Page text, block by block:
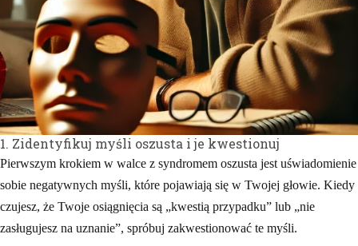
1. Zidentyfikuj myśli oszusta i je kwestionuj
Pierwszym krokiem w walce z syndromem oszusta jest uświadomienie
sobie negatywnych myśli, które pojawiają się w Twojej głowie. Kiedy
czujesz, że Twoje osiągnięcia są „kwestią przypadku” lub „nie
zasługujesz na uznanie”, spróbuj zakwestionować te myśli.